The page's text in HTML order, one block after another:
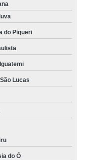
do Piqueri
Lucas
do Ó